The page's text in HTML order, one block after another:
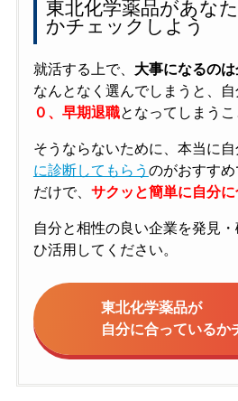
東北化学薬品があな
かチェックしよう
就活する上で、 大事になるの
なんとなく選んでしまうと、
０、早期退職となってしまうこ
そうならないために、本当に
に診断してもらう のがおすす
だけで、 サクッと簡単に自分
自分と相性の良い企業を発見
ひ活用してください。
東北化学薬品が
自分に合っているか